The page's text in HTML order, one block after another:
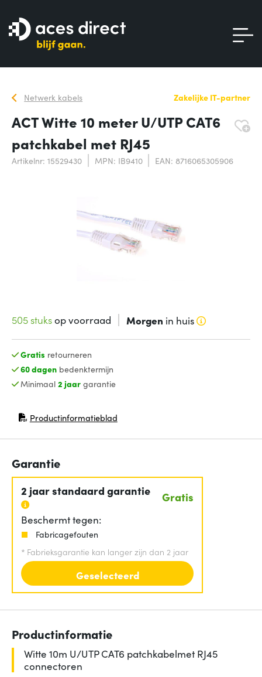
Netwerk kabels Zakelijke IT-partner
ACT Witte 10 meter U/UTP CAT6
patchkabel met RJ45
Artikelnr: 15529430 MPN: IB9410 EAN: 8716065305906
505 stuksop voorraad Morgen in huis
Gratis retourneren
60 dagenbedenktermijn
Minimaal 2 jaargarantie
Productinformatieblad
(opent in nieuw venster)
Garantie
2 jaar standaard garantie Gratis
Beschermt tegen:
Fabricagefouten
* Fabrieksgarantie kan langer zijn dan 2 jaar
Geselecteerd
Productinformatie
Witte 10m U/UTP CAT6 patchkabelmet RJ45
connectoren